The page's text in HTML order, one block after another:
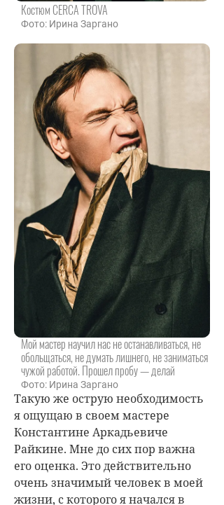
Костюм CERCA TROVA
Фото: Ирина Заргано
Мой мастер научил нас не останавливаться, не
обольщаться, не думать лишнего, не заниматься
чужой работой. Прошел пробу — делай
Фото: Ирина Заргано
Такую же острую необходимость
я ощущаю в своем мастере
Константине Аркадьевиче
Райкине. Мне до сих пор важна
его оценка. Это действительно
очень значимый человек в моей
жизни, с которого я начался в